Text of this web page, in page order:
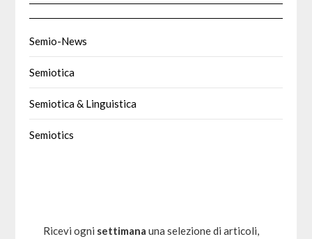
Semio-News
Semiotica
Semiotica & Linguistica
Semiotics
Ricevi ogni settimana una selezione di articoli,